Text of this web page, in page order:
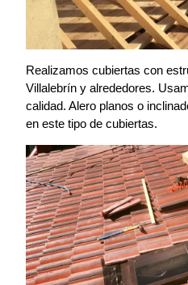
Realizamos cubiertas con
Villalebrín y alrededores.
calidad. Alero planos o
en este tipo de cubiertas.